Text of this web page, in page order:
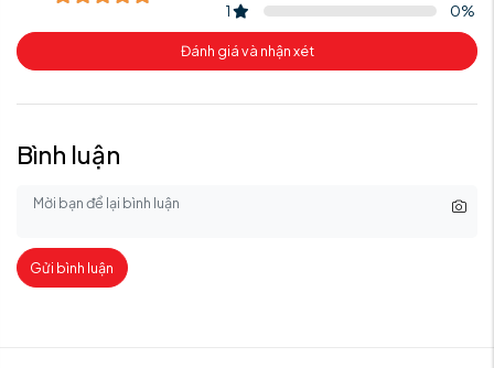
1
0%
Đánh giá và nhận xét
Bình luận
Gửi bình luận